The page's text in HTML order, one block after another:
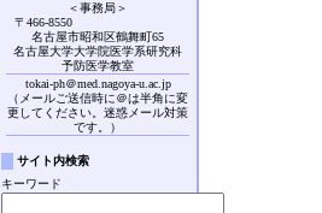
＜事務局＞
〒466-8550
名古屋市昭和区鶴舞町65
名古屋大学大学院医学系研究科
予防医学教室
tokai-ph＠med.nagoya-u.ac.jp
（メールご送信時に＠は半角に変
更してください。迷惑メール対策
です。）
サイト内検索
キーワード